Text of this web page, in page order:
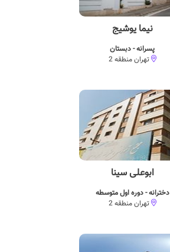
نیما یوشیج
پسرانه - دبستان
تهران منطقه 2
ابوعلی سینا
دخترانه - دوره اول متوسطه
تهران منطقه 2